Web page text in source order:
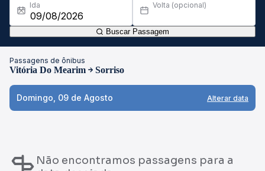
Ida Volta (opcional)
Buscar Passagem
Passagens de ônibus
Vitória Do Mearim Sorriso
Domingo, 09 de Agosto Alterar data
Não encontramos passagens para a